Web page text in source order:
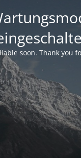
soon. Thank you